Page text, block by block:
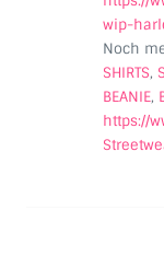
wip-
Noch
SHIRTS,
BEANIE,
https://